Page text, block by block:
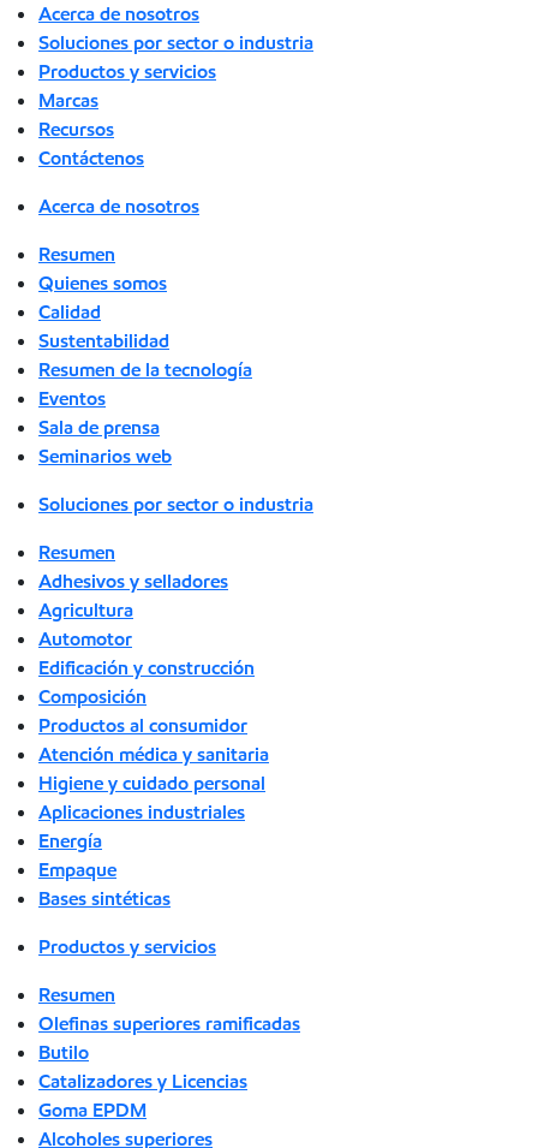
Acerca de nosotros
Soluciones por sector o industria
Productos y servicios
Marcas
Recursos
Contáctenos
Acerca de nosotros
Resumen
Quienes somos
Calidad
Sustentabilidad
Resumen de la tecnología
Eventos
Sala de prensa
Seminarios web
Soluciones por sector o industria
Resumen
Adhesivos y selladores
Agricultura
Automotor
Edificación y construcción
Composición
Productos al consumidor
Atención médica y sanitaria
Higiene y cuidado personal
Aplicaciones industriales
Energía
Empaque
Bases sintéticas
Productos y servicios
Resumen
Olefinas superiores ramificadas
Butilo
Catalizadores y Licencias
Goma EPDM
Alcoholes superiores